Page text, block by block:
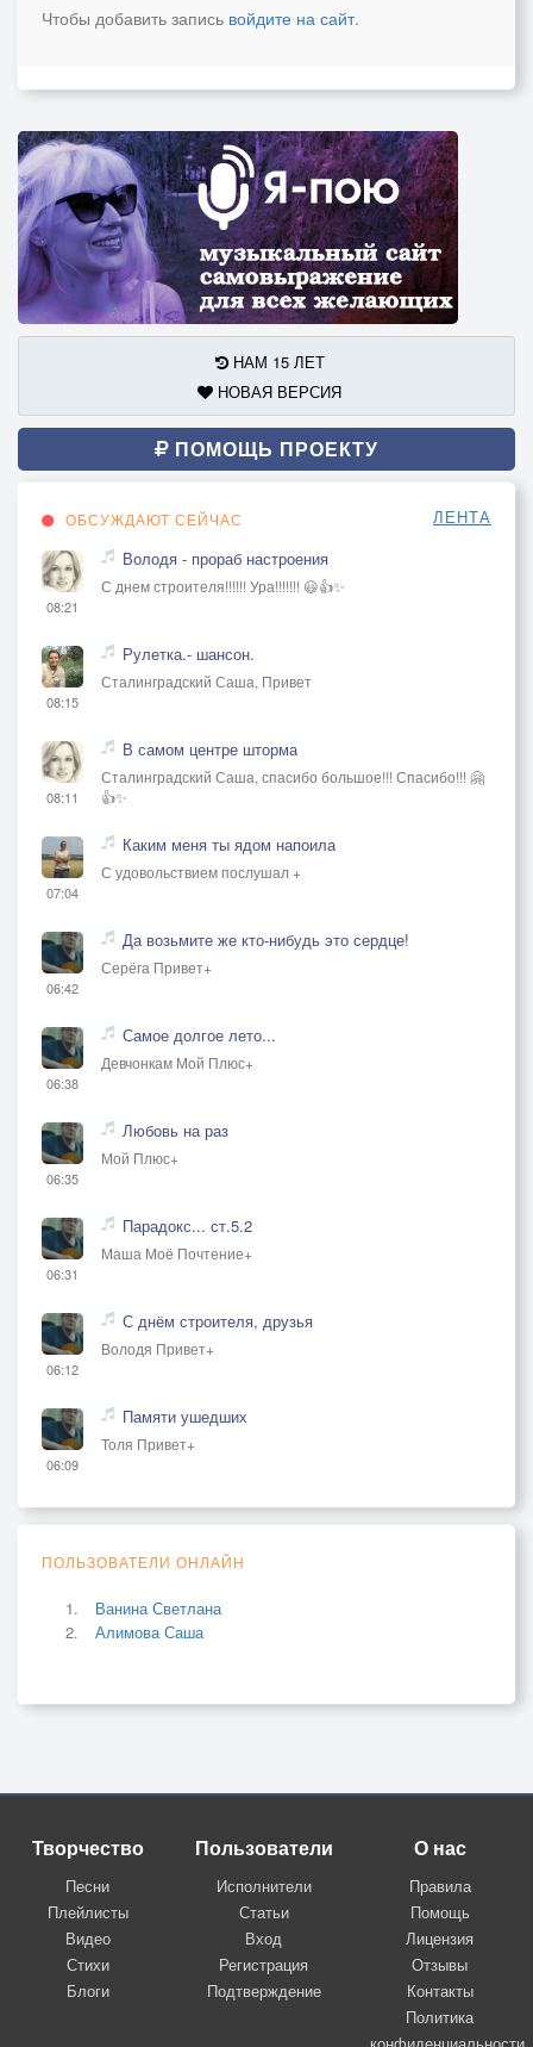
Чтобы добавить запись войдите на сайт.
НАМ 15 ЛЕТ
НОВАЯ ВЕРСИЯ
ПОМОЩЬ ПРОЕКТУ
ОБСУЖДАЮТ СЕЙЧАС ЛЕНТА
08:21
Володя - прораб настроения
С днем строителя!!!!!! Ура!!!!!!! 😃👍✨
08:15
Рулетка.- шансон.
Сталинградский Саша, Привет
08:11
В самом центре шторма
Сталинградский Саша, спасибо большое!!! Спасибо!!! 🤗
👍✨
07:04
Каким меня ты ядом напоила
С удовольствием послушал +
06:42
Да возьмите же кто-нибудь это сердце!
Серёга Привет+
06:38
Самое долгое лето...
Девчонкам Мой Плюс+
06:35
Любовь на раз
Мой Плюс+
06:31
Парадокс... ст.5.2
Маша Моё Почтение+
06:12
С днём строителя, друзья
Володя Привет+
06:09
Памяти ушедших
Толя Привет+
ПОЛЬЗОВАТЕЛИ ОНЛАЙН
Ванина Светлана
Алимова Саша
Творчество
Песни
Плейлисты
Видео
Стихи
Блоги
Пользователи
Исполнители
Статьи
Вход
Регистрация
Подтверждение
О нас
Правила
Помощь
Лицензия
Отзывы
Контакты
Политика